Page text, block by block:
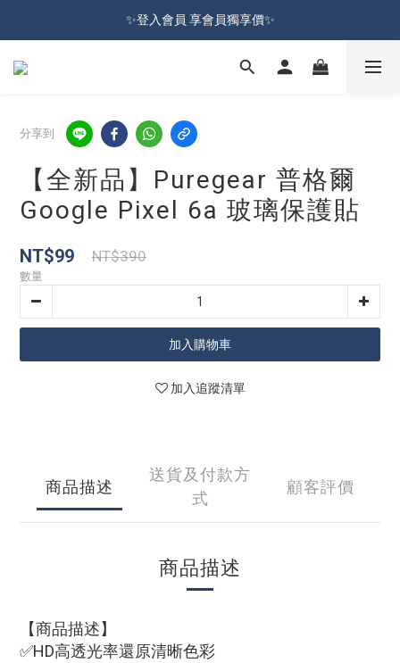
加入會員就送100元購物金 | 全館購物滿＄599 免運
✨登入會員 享會員獨享價✨
✅訂閱訂單通知 進度及時掌握
分享到
【全新品】Puregear 普格爾
Google Pixel 6a 玻璃保護貼
NT$99 NT$390
數量
加入購物車
加入追蹤清單
商品描述
送貨及付款方
式
顧客評價
商品描述
【商品描述】
✅HD高透光率還原清晰色彩